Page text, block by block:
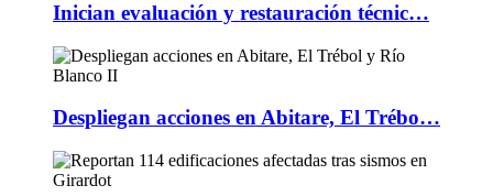
Inician evaluación y restauración técnic…
Despliegan acciones en Abitare, El Trébo…